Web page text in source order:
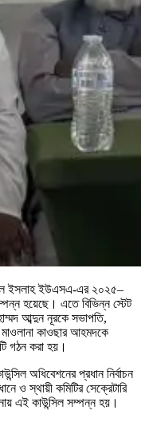
ইসলাহ ইউএসএ-এর ২০২৫–
হয়েছে। এতে বিভিন্ন স্টেট
আব্দুন নূরকে সভাপতি,
কাওছার আহমদকে
গঠন করা হয়।
অধিবেশনের প্রধান নির্বাচন
ও স্থায়ী কমিটির সেক্রেটারি
এই কাউন্সিল সম্পন্ন হয়।